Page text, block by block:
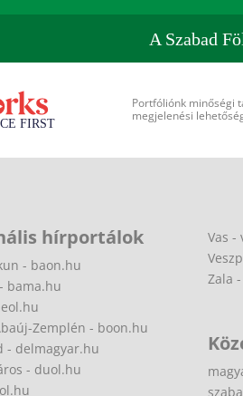
A Szabad
Portfóliónk minőségi
megjelenési
hírportálok
- baon.hu
bama.hu
Zemplén - boon.hu
- delmagyar.hu
- duol.hu
Vas -
Zala